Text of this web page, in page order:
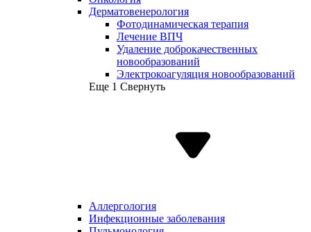
Дерматовенерология
Фотодинамическая терапия
Лечение ВПЧ
Удаление доброкачественных
новообразований
Электрокоагуляция новообразований
Еще 1 Свернуть
Аллергология
Инфекционные заболевания